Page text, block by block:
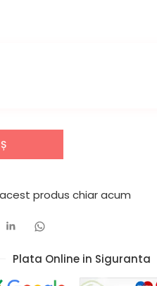
produs chiar acum
Plata Online in Siguranta​